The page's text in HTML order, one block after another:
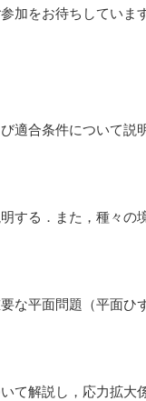
加をお待ちしていま
適合条件について説
する．また，種々の
な平面問題（平面ひ
て解説し，応力拡大